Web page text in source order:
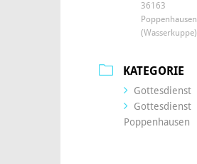
36163
Poppenhausen
(Wasserkuppe)
KATEGORIE
Gottesdienst
Gottesdienst
Poppenhausen